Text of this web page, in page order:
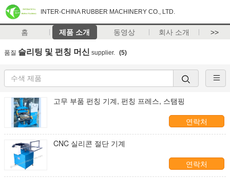
INTER-CHINA RUBBER MACHINERY CO., LTD.
홈 제품 소개 동영상 회사 소개 >>
품질 슬리팅 및 펀칭 머신 supplier. (5)
고무 부품 펀칭 기계, 펀칭 프레스, 스탬핑
연락처
CNC 실리콘 절단 기계
연락처